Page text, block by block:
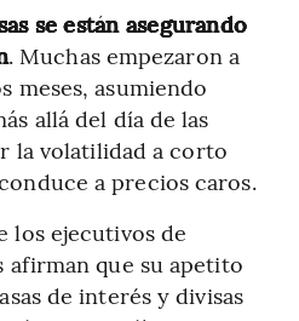
se están asegurando
. Muchas empezaron a
meses, asumiendo
allá del día de las
la volatilidad a corto
a precios caros.
los ejecutivos de
afirman que su apetito
de interés y divisas